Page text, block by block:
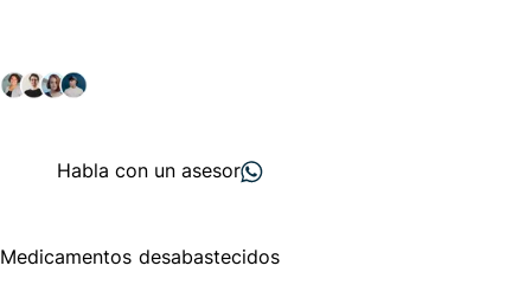
Habla con un asesor
Medicamentos desabastecidos